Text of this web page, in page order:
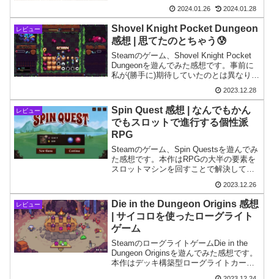
えに、ゲームの奥深さがどの程度あるの
かがとても見えにくい…という印象で
す。
2024.01.26 2024.01.28
レビュー
Shovel Knight Pocket Dungeon
感想 | 思てたのとちゃう😰
Steamのゲーム、Shovel Knight Pocket
Dungeonを遊んでみた感想です。事前に
私が(勝手に)期待していたのとは異なり、
2023.12.28
レビュー
Spin Quest 感想 | なんでもかん
でもスロットで進行する個性派
RPG
Steamのゲーム、Spin Questsを遊んでみ
た感想です。本作はRPGの大半の要素を
スロットマシンを回すことで解決してし
2023.12.26
レビュー
Die in the Dungeon Origins 感想
| サイコロを使ったローグライト
ゲーム
SteamのローグライトゲームDie in the
Dungeon Originsを遊んでみた感想です。
本作はデッキ構築型ローグライトカード